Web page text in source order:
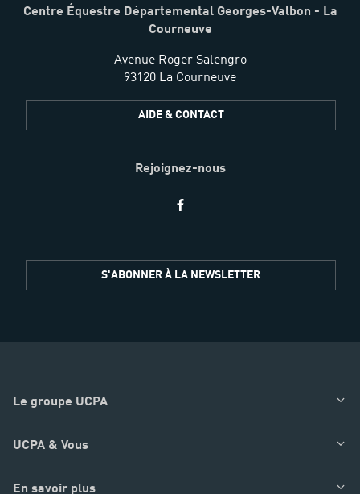
Centre Équestre Départemental Georges-Valbon - La
Courneuve
Avenue Roger Salengro
93120 La Courneuve
AIDE & CONTACT
Rejoignez-nous
informés
S'ABONNER À LA NEWSLETTER
Le groupe UCPA
UCPA & Vous
En savoir plus